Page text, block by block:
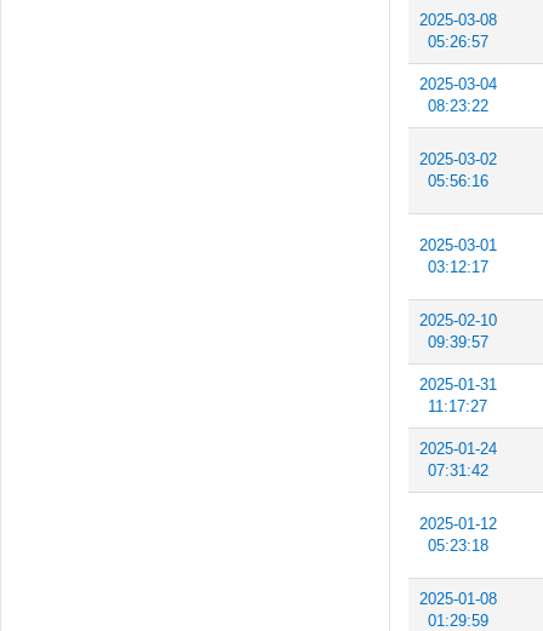
2025-03-08
05:26:57
2025-03-04
08:23:22
2025-03-02
05:56:16
2025-03-01
03:12:17
2025-02-10
09:39:57
2025-01-31
11:17:27
2025-01-24
07:31:42
2025-01-12
05:23:18
2025-01-08
01:29:59